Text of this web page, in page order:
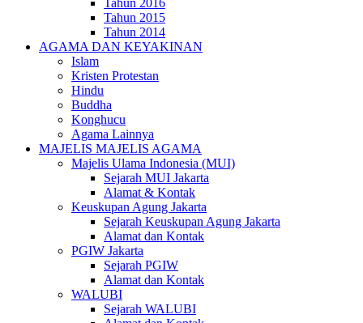
Tahun 2016
Tahun 2015
Tahun 2014
AGAMA DAN KEYAKINAN
Islam
Kristen Protestan
Hindu
Buddha
Konghucu
Agama Lainnya
MAJELIS MAJELIS AGAMA
Majelis Ulama Indonesia (MUI)
Sejarah MUI Jakarta
Alamat & Kontak
Keuskupan Agung Jakarta
Sejarah Keuskupan Agung Jakarta
Alamat dan Kontak
PGIW Jakarta
Sejarah PGIW
Alamat dan Kontak
WALUBI
Sejarah WALUBI